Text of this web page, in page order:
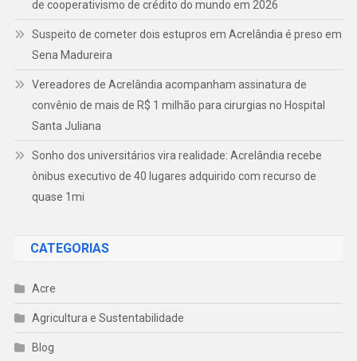
de cooperativismo de crédito do mundo em 2026
Suspeito de cometer dois estupros em Acrelândia é preso em
Sena Madureira
Vereadores de Acrelândia acompanham assinatura de
convênio de mais de R$ 1 milhão para cirurgias no Hospital
Santa Juliana
Sonho dos universitários vira realidade: Acrelândia recebe
ônibus executivo de 40 lugares adquirido com recurso de
quase 1mi
CATEGORIAS
Acre
Agricultura e Sustentabilidade
Blog